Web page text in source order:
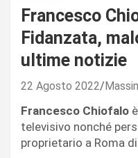
Francesco
Fidanzata,
ultime notizie
22 Agosto 2022
Francesco Chiofalo
televisivo nonché
proprietario a Roma